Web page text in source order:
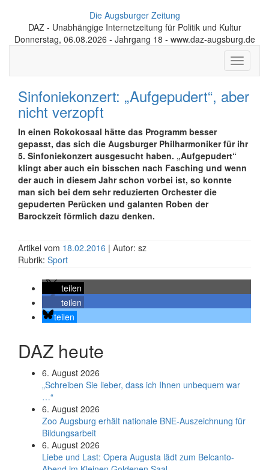
Die Augsburger Zeitung
DAZ - Unabhängige Internetzeitung für Politik und Kultur
Donnerstag, 06.08.2026 - Jahrgang 18 - www.daz-augsburg.de
Toggle
Sinfoniekonzert: „Aufgepudert“, aber
nicht verzopft
In einen Rokokosaal hätte das Programm besser
gepasst, das sich die Augsburger Philharmoniker für ihr
5. Sinfoniekonzert ausgesucht haben. „Aufgepudert“
klingt aber auch ein bisschen nach Fasching und wenn
der auch in diesem Jahr schon vorbei ist, so konnte
man sich bei dem sehr reduzierten Orchester die
gepuderten Perücken und galanten Roben der
Barockzeit förmlich dazu denken.
Artikel vom 18.02.2016 | Autor: sz
Rubrik: Sport
teilen
teilen
teilen
DAZ heute
6. August 2026
„Schreiben Sie lieber, dass ich Ihnen unbequem war
…“
6. August 2026
Zoo Augsburg erhält nationale BNE-Auszeichnung für
Bildungsarbeit
6. August 2026
Liebe und Last: Opera Augusta lädt zum Belcanto-